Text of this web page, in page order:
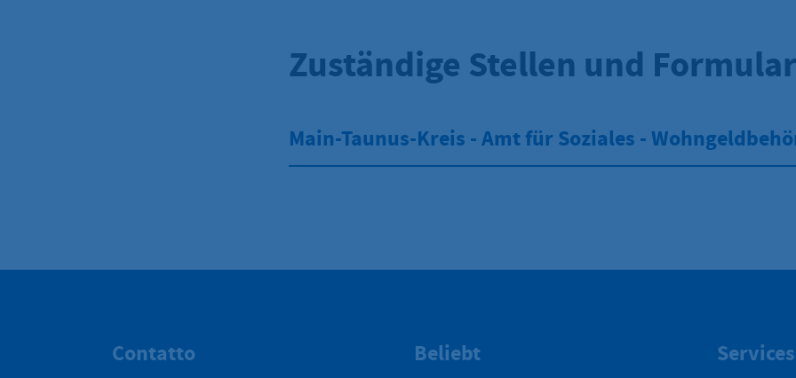
Zuständige Stellen und
Main-Taunus-Kreis - Amt für Soziales -
Contatto Beliebt Services